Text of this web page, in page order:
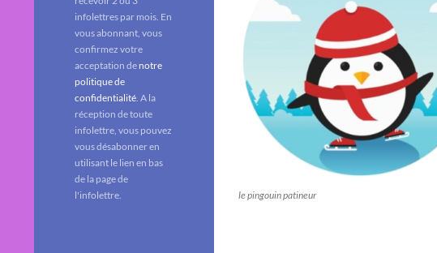
le pingouin patineur
infolettres par mois. En
vous abonnant, vous
confirmez votre
acceptation de notre
politique de
confidentialité. A la
réception de toute
infolettre, vous pouvez
vous désabonner en
utilisant le lien en bas
de la page de
l'infolettre.